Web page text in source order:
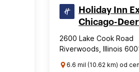
Holiday Inn
Chicago-
2600 Lake Cook Road
Riverwoods, Illinois
6.6 mil (10.62 km) od